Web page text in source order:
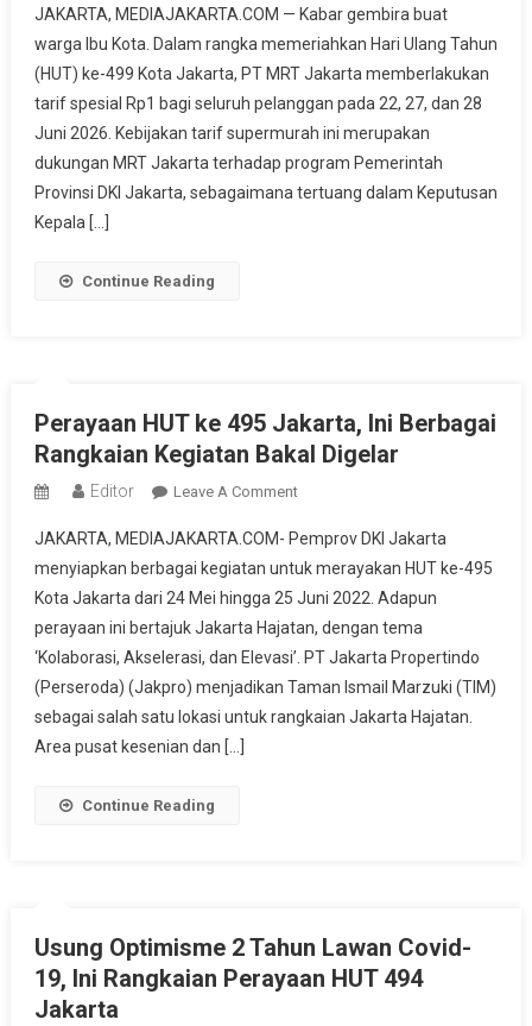
Jakarta
Terapkan
Tarif
Rp1
Di
HUT
Ke-
JAKARTA, MEDIAJAKARTA.COM — Kabar gembira buat
warga Ibu Kota. Dalam rangka memeriahkan Hari Ulang Tahun
(HUT) ke-499 Kota Jakarta, PT MRT Jakarta memberlakukan
tarif spesial Rp1 bagi seluruh pelanggan pada 22, 27, dan 28
Juni 2026. Kebijakan tarif supermurah ini merupakan
dukungan MRT Jakarta terhadap program Pemerintah
Provinsi DKI Jakarta, sebagaimana tertuang dalam Keputusan
Kepala […]
Continue Reading
Perayaan HUT ke 495 Jakarta, Ini Berbagai
Rangkaian Kegiatan Bakal Digelar
Editor Leave A CommentOn
HUT
Ke
495
Jakarta,
Ini
Berbagai
Rangkaian
JAKARTA, MEDIAJAKARTA.COM- Pemprov DKI Jakarta
menyiapkan berbagai kegiatan untuk merayakan HUT ke-495
Kota Jakarta dari 24 Mei hingga 25 Juni 2022. Adapun
perayaan ini bertajuk Jakarta Hajatan, dengan tema
‘Kolaborasi, Akselerasi, dan Elevasi’. PT Jakarta Propertindo
(Perseroda) (Jakpro) menjadikan Taman Ismail Marzuki (TIM)
sebagai salah satu lokasi untuk rangkaian Jakarta Hajatan.
Area pusat kesenian dan […]
Continue Reading
Usung Optimisme 2 Tahun Lawan Covid-
19, Ini Rangkaian Perayaan HUT 494
Jakarta